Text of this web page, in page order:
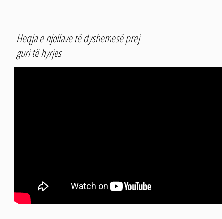
Heqja e njollave të dyshemesë prej
guri të hyrjes